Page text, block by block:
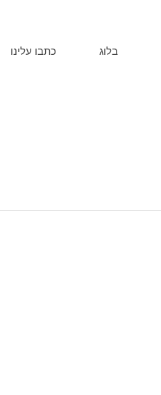
בלוג כתבו עלינו